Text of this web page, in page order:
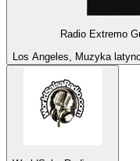
Radio Extremo
Los Angeles, Muzyka